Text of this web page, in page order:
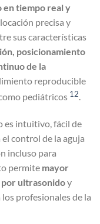
tiempo real y
precisa y
sus características
posicionamiento
de la
reproducible
pediátricos 1 2.
es intuitivo, fácil de
control de la aguja
incluso para
permite mayor
ultrasonidoy
profesionales de la